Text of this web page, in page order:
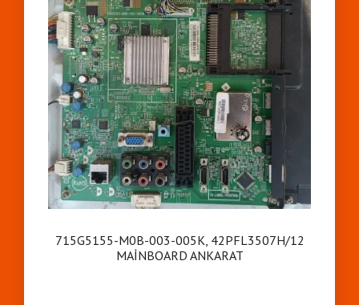
715G5155-M0B-003-005K, 42PFL3507H/12
MAİNBOARD ANKARAT